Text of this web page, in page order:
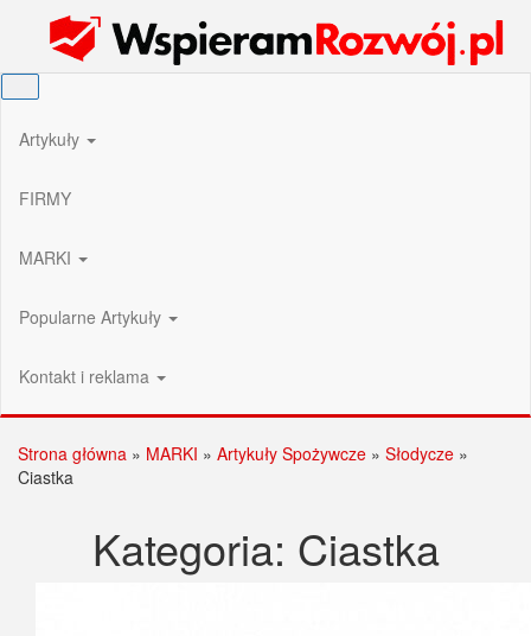
Wspieram Rozwój PL
Artykuły
FIRMY
MARKI
Popularne Artykuły
Kontakt i reklama
Strona główna » MARKI » Artykuły Spożywcze » Słodycze »
Ciastka
Kategoria: Ciastka